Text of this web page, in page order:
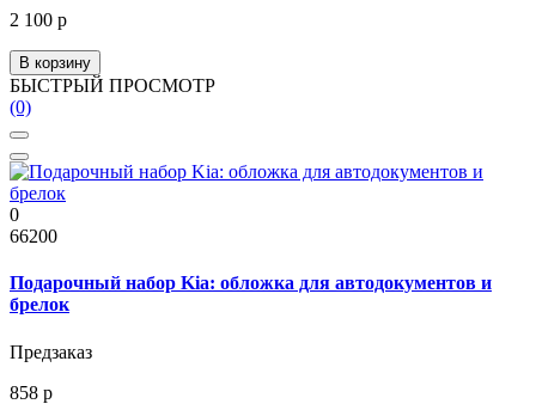
2 100 р
В корзину
БЫСТРЫЙ ПРОСМОТР
(0)
0
66200
Подарочный набор Kia: обложка для автодокументов и
брелок
Предзаказ
858 р